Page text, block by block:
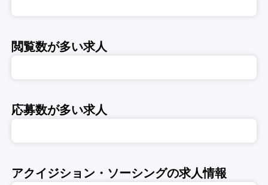
閲覧数が多い求人
応募数が多い求人
アクイジション・ソーシングの求人情報